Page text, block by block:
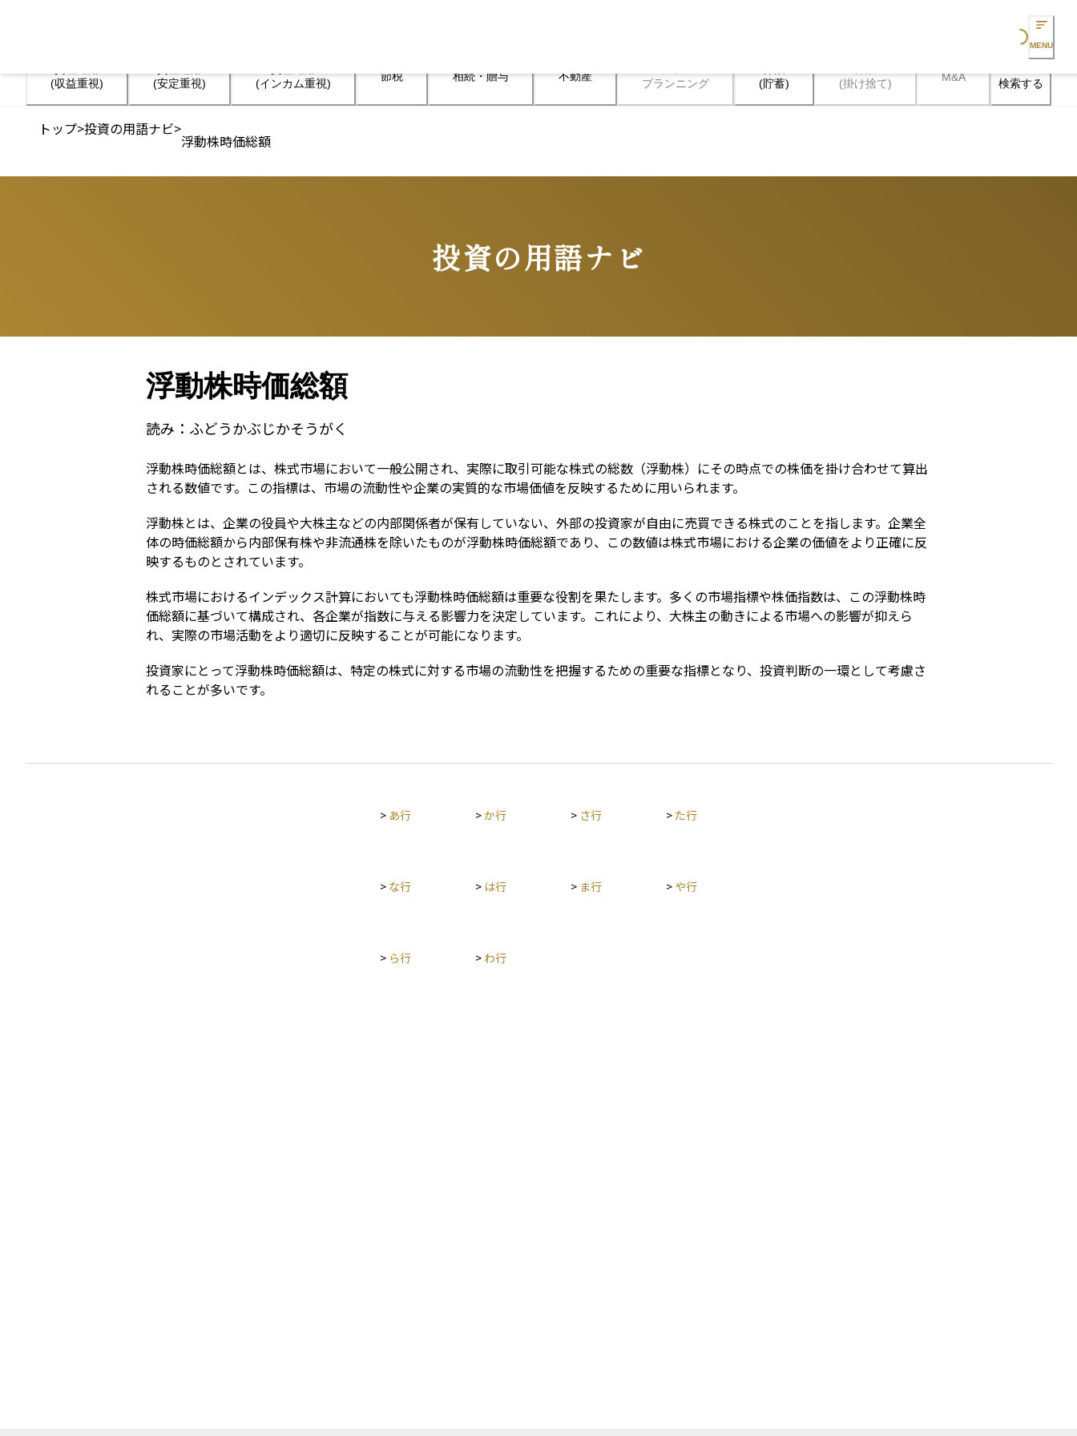
Loading...MENU
(収益重視)
(安定重視)
(インカム重視)
節税 相続・贈与 不動産
プランニング
(貯蓄)
(掛け捨て)
M&A 検索する
トップ>投資の用語ナビ>
浮動株時価総額
投資の用語ナビ
Terms
浮動株時価総額
読み： ふどうかぶじかそうがく
浮動株時価総額とは、株式市場において一般公開され、実際に取引可能な株式の総数（浮動株）にその時点での株価を掛け合わせて算出
される数値です。この指標は、市場の流動性や企業の実質的な市場価値を反映するために用いられます。
浮動株とは、企業の役員や大株主などの内部関係者が保有していない、外部の投資家が自由に売買できる株式のことを指します。企業全
体の時価総額から内部保有株や非流通株を除いたものが浮動株時価総額であり、この数値は株式市場における企業の価値をより正確に反
映するものとされています。
株式市場におけるインデックス計算においても浮動株時価総額は重要な役割を果たします。多くの市場指標や株価指数は、この浮動株時
価総額に基づいて構成され、各企業が指数に与える影響力を決定しています。これにより、大株主の動きによる市場への影響が抑えら
れ、実際の市場活動をより適切に反映することが可能になります。
投資家にとって浮動株時価総額は、特定の株式に対する市場の流動性を把握するための重要な指標となり、投資判断の一環として考慮さ
れることが多いです。
> あ行 >か行 > さ行 > た行
> な行 > は行 > ま行 > や行
> ら行 > わ行